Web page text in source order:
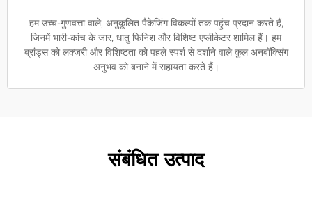
हम उच्च-गुणवत्ता वाले, अनुकूलित पैकेजिंग विकल्पों तक पहुंच प्रदान करते हैं,
जिनमें भारी-कांच के जार, धातु फिनिश और विशिष्ट एप्लीकेटर शामिल हैं। हम
ब्रांड्स को लक्ज़री और विशिष्टता को पहले स्पर्श से दर्शाने वाले कुल अनबॉक्सिंग
अनुभव को बनाने में सहायता करते हैं।
संबंधित उत्पाद